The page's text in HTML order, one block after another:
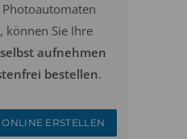
können Sie Ihre
aufnehmen
bestellen.
ONLINE ERSTELLEN